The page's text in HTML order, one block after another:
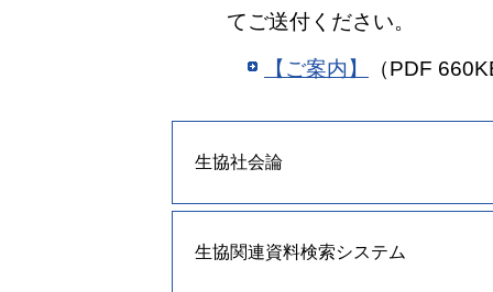
てご送付ください。
【ご案内】
（PDF
生協社会論
生協関連資料検索システム